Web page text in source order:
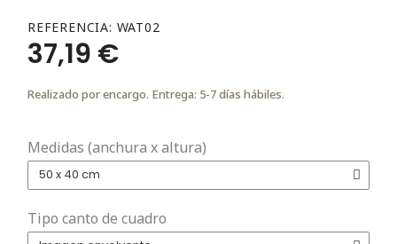
REFERENCIA WAT02
37,19 €
Realizado por encargo. Entrega: 5-7 días hábiles.
Medidas (anchura x altura)
Tipo canto de cuadro